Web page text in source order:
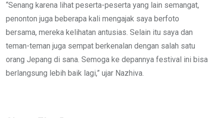
“Senang karena lihat peserta-peserta yang lain semangat,
penonton juga beberapa kali mengajak saya berfoto
bersama, mereka kelihatan antusias. Selain itu saya dan
teman-teman juga sempat berkenalan dengan salah satu
orang Jepang di sana. Semoga ke depannya festival ini bisa
berlangsung lebih baik lagi,” ujar Nazhiva.